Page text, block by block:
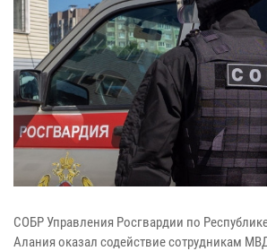
СОБР Управления Росгвардии по
Алания оказал содействие сотрудникам